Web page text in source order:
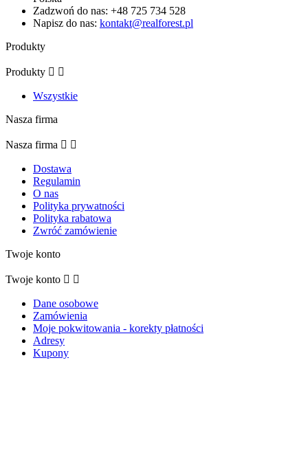
Zadzwoń do nas: +48 725 734 528
Napisz do nas: kontakt@realforest.pl
Produkty
Produkty  
Wszystkie
Nasza firma
Nasza firma  
Dostawa
Regulamin
O nas
Polityka prywatności
Polityka rabatowa
Zwróć zamówienie
Twoje konto
Twoje konto  
Dane osobowe
Zamówienia
Moje pokwitowania - korekty płatności
Adresy
Kupony